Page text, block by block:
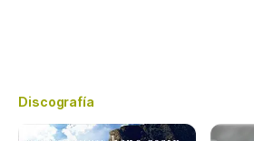
Discografía